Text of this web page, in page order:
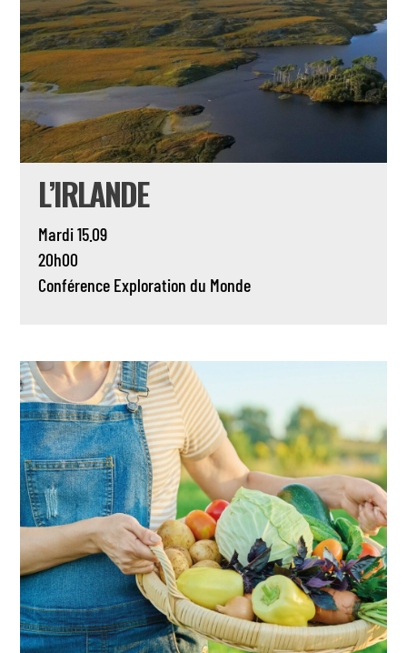
L’IRLANDE
Mardi 15.09
20h00
Conférence Exploration du Monde